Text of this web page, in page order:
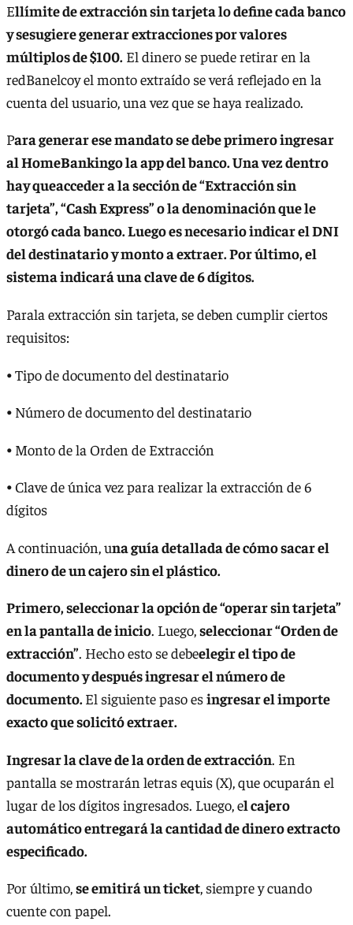
Ellímite de extracción sin tarjeta lo define cada banco
y sesugiere generar extracciones por valores
múltiplos de $100. El dinero se puede retirar en la
redBanelcoy el monto extraído se verá reflejado en la
cuenta del usuario, una vez que se haya realizado.
Para generar ese mandato se debe primero ingresar
al HomeBankingo la app del banco. Una vez dentro
hay queacceder a la sección de “Extracción sin
tarjeta”, “Cash Express” o la denominación que le
otorgó cada banco. Luego es necesario indicar el DNI
del destinatario y monto a extraer. Por último, el
sistema indicará una clave de 6 dígitos.
Parala extracción sin tarjeta, se deben cumplir ciertos
requisitos:
⦁ Tipo de documento del destinatario
⦁ Número de documento del destinatario
⦁ Monto de la Orden de Extracción
⦁ Clave de única vez para realizar la extracción de 6
dígitos
A continuación, una guía detallada de cómo sacar el
dinero de un cajero sin el plástico.
Primero, seleccionar la opción de “operar sin tarjeta”
en la pantalla de inicio. Luego,seleccionar “Orden de
extracción”. Hecho esto se debeelegir el tipo de
documento y después ingresar el número de
documento.El siguiente paso esingresar el importe
exacto que solicitó extraer.
Ingresar la clave de la orden de extracción. En
pantalla se mostrarán letras equis (X), que ocuparán el
lugar de los dígitos ingresados. Luego, el cajero
automático entregará la cantidad de dinero extracto
especificado.
Por último,se emitirá un ticket, siempre y cuando
cuente con papel.